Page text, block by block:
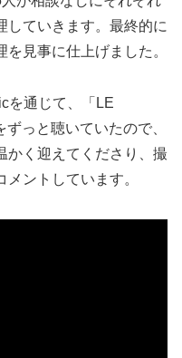
していきます。最終的に
見事に仕上げました。
を通じて、「LE
っと聴いていたので、
かく迎えてくださり、撮
ントしています。